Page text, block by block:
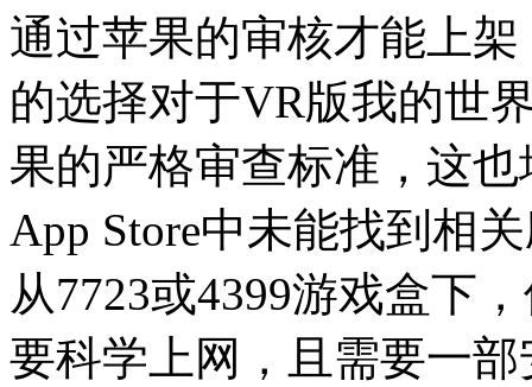
通过苹果的审核才能上
的选择对于VR版我的世
果的严格审查标准，这
App Store中未能找到相
从7723或4399游戏盒下
要科学上网，且需要一